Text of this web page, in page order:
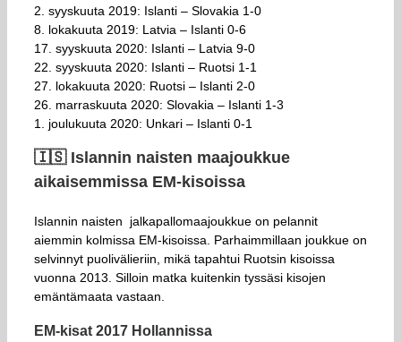
2. syyskuuta 2019: Islanti – Slovakia 1-0
8. lokakuuta 2019: Latvia – Islanti 0-6
17. syyskuuta 2020: Islanti – Latvia 9-0
22. syyskuuta 2020: Islanti – Ruotsi 1-1
27. lokakuuta 2020: Ruotsi – Islanti 2-0
26. marraskuuta 2020: Slovakia – Islanti 1-3
1. joulukuuta 2020: Unkari – Islanti 0-1
🇮🇸​ Islannin naisten maajoukkue
aikaisemmissa EM-kisoissa
Islannin naisten jalkapallomaajoukkue on pelannit
aiemmin kolmissa EM-kisoissa. Parhaimmillaan joukkue on
selvinnyt puolivälieriin, mikä tapahtui Ruotsin kisoissa
vuonna 2013. Silloin matka kuitenkin tyssäsi kisojen
emäntämaata vastaan.
EM-kisat 2017 Hollannissa